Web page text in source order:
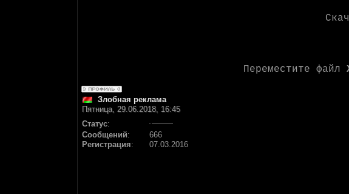
Переместите файл
Злобная реклама
Пятница, 29.06.2018, 16:45
Статус:
Сообщений:
666
Регистрация: 07.03.2016